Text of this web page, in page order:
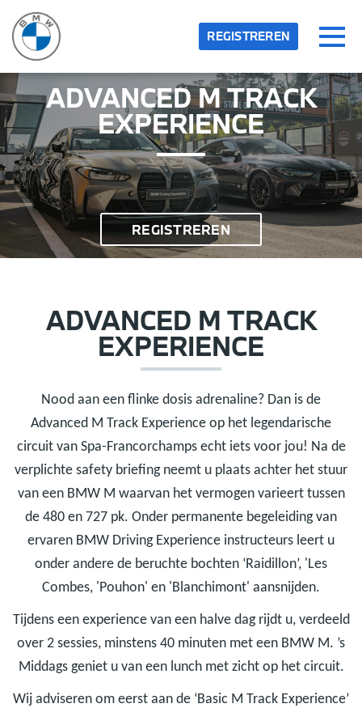
Skip to main content
REGISTREREN
bmw-group
ADVANCED M TRACK
EXPERIENCE
REGISTREREN
ADVANCED M TRACK
EXPERIENCE
Nood aan een flinke dosis adrenaline? Dan is de
Advanced M Track Experience op het legendarische
circuit van Spa-Francorchamps echt iets voor jou! Na de
verplichte safety briefing neemt u plaats achter het stuur
van een BMW M waarvan het vermogen varieert tussen
de 480 en 727 pk. Onder permanente begeleiding van
ervaren BMW Driving Experience instructeurs leert u
onder andere de beruchte bochten ‘Raidillon’, 'Les
Combes, 'Pouhon' en 'Blanchimont' aansnijden.
Tijdens een experience van een halve dag rijdt u, verdeeld
over 2 sessies, minstens 40 minuten met een BMW M. ’s
Middags geniet u van een lunch met zicht op het circuit.
Wij adviseren om eerst aan de ‘Basic M Track Experience’
Gedetecteerde tijdzone
OK